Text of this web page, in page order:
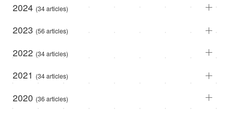
2024 (34 articles)
2023 (56 articles)
2022 (34 articles)
2021 (34 articles)
2020 (36 articles)